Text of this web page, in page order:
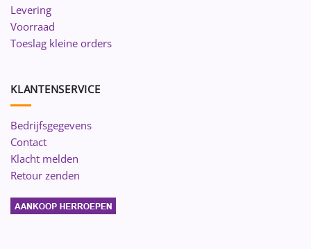
Levering
Voorraad
Toeslag kleine orders
KLANTENSERVICE
Bedrijfsgegevens
Contact
Klacht melden
Retour zenden